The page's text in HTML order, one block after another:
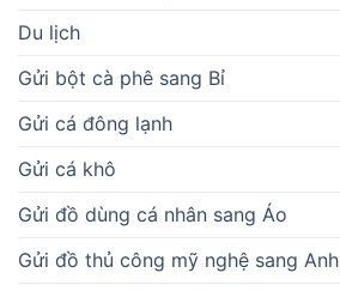
Du lịch
Gửi bột cà phê sang Bỉ
Gửi cá đông lạnh
Gửi cá khô
Gửi đồ dùng cá nhân sang Áo
Gửi đồ thủ công mỹ nghệ sang Anh